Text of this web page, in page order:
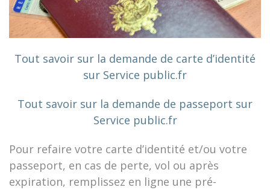
Tout savoir sur la demande de carte d’identité
sur Service public.fr
Tout savoir sur la demande de passeport sur
Service public.fr
Pour refaire votre carte d’identité et/ou votre
passeport, en cas de perte, vol ou après
expiration, remplissez en ligne une pré-